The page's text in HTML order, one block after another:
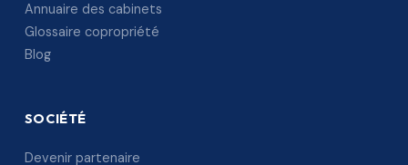
Annuaire des cabinets
Glossaire copropriété
Blog
SOCIÉTÉ
Devenir partenaire